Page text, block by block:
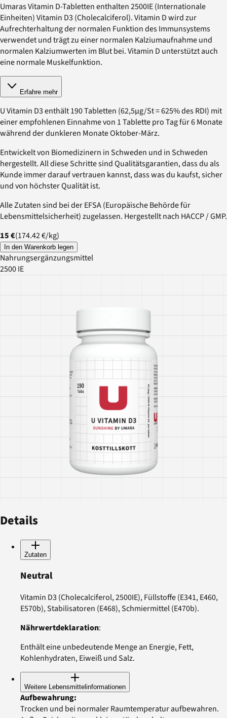
Umaras Vitamin D-Tabletten enthalten 2500IE (Internationale
Einheiten) Vitamin D3 (Cholecalciferol). Vitamin D wird zur
Aufrechterhaltung der normalen Funktion des Immunsystems
verwendet und trägt zu einer normalen Kalziumaufnahme und
normalen Kalziumwerten im Blut bei. Vitamin D unterstützt auch
eine normale Muskelfunktion.
Erfahre mehr
U Vitamin D3 enthält 190 Tabletten (62,5µg/St = 625% des RDI) mit
einer empfohlenen Einnahme von 1 Tablette pro Tag für 6 Monate
während der dunkleren Monate Oktober-März.
Entwickelt von Biomedizinern in Schweden und in Schweden
hergestellt. All diese Schritte sind Qualitätsgarantien, dass du als
Kunde immer darauf vertrauen kannst, dass was du kaufst, sicher
und von höchster Qualität ist.
Alle Zutaten sind bei der EFSA (Europäische Behörde für
Lebensmittelsicherheit) zugelassen. Hergestellt nach HACCP / GMP.
15 €(174.42 €/kg)
In den Warenkorb legen
Nahrungsergänzungsmittel
2500 IE
Details
Zutaten
Neutral
Vitamin D3 (Cholecalciferol, 2500IE), Füllstoffe (E341, E460,
E570b), Stabilisatoren (E468), Schmiermittel (E470b).
Nährwertdeklaration:
Enthält eine unbedeutende Menge an Energie, Fett,
Kohlenhydraten, Eiweiß und Salz.
Weitere Lebensmittelinformationen
Aufbewahrung:
Trocken und bei normaler Raumtemperatur aufbewahren.